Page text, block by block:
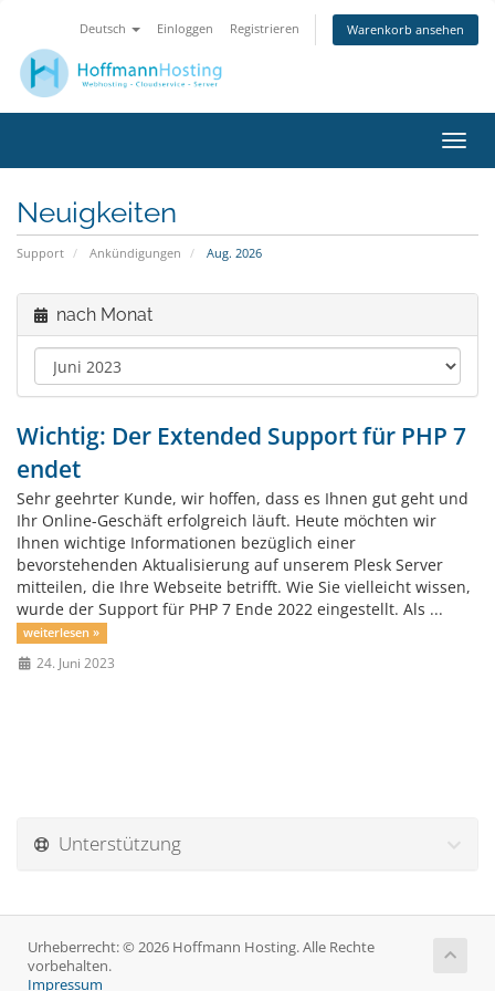
Deutsch Einloggen Registrieren Warenkorb ansehen
ein-/
Neuigkeiten
Support Ankündigungen Aug. 2026
nach Monat
Wichtig: Der Extended Support für PHP 7
endet
Sehr geehrter Kunde, wir hoffen, dass es Ihnen gut geht und
Ihr Online-Geschäft erfolgreich läuft. Heute möchten wir
Ihnen wichtige Informationen bezüglich einer
bevorstehenden Aktualisierung auf unserem Plesk Server
mitteilen, die Ihre Webseite betrifft. Wie Sie vielleicht wissen,
wurde der Support für PHP 7 Ende 2022 eingestellt. Als ...
weiterlesen »
24. Juni 2023
Unterstützung
Urheberrecht: © 2026 Hoffmann Hosting. Alle Rechte
vorbehalten.
Impressum